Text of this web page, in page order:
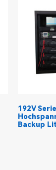
192V Serie
Backup